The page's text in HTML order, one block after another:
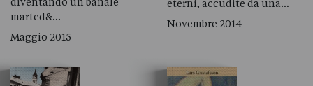
marted&…
Maggio 2015
eterni, accudite da una…
Novembre 2014